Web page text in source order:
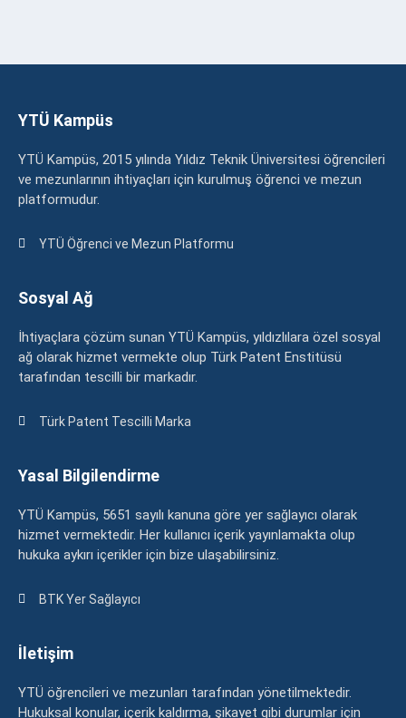
YTÜ Kampüs
YTÜ Kampüs, 2015 yılında Yıldız Teknik Üniversitesi öğrencileri
ve mezunlarının ihtiyaçları için kurulmuş öğrenci ve mezun
platformudur.
YTÜ Öğrenci ve Mezun Platformu
Sosyal Ağ
İhtiyaçlara çözüm sunan YTÜ Kampüs, yıldızlılara özel sosyal
ağ olarak hizmet vermekte olup Türk Patent Enstitüsü
tarafından tescilli bir markadır.
Türk Patent Tescilli Marka
Yasal Bilgilendirme
YTÜ Kampüs, 5651 sayılı kanuna göre yer sağlayıcı olarak
hizmet vermektedir. Her kullanıcı içerik yayınlamakta olup
hukuka aykırı içerikler için bize ulaşabilirsiniz.
BTK Yer Sağlayıcı
İletişim
YTÜ öğrencileri ve mezunları tarafından yönetilmektedir.
Hukuksal konular, içerik kaldırma, şikayet gibi durumlar için